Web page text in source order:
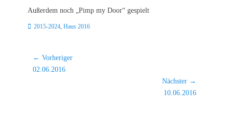
Außerdem noch „Pimp my Door“ gespielt
Kategorien
2015-2024 Haus 2016
Beitragsnavigation
← Vorheriger
Vorheriger
02.06.2016
Nächster →
10.06.2016